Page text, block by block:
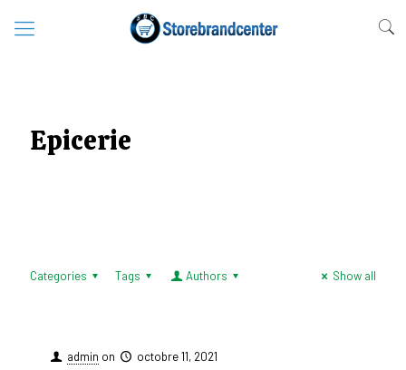
Epicerie
Categories Tags Authors Show all
admin on octobre 11, 2021